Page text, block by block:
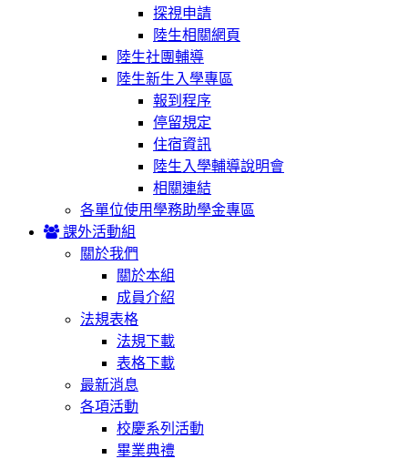
探視申請
陸生相關網頁
陸生社團輔導
陸生新生入學專區
報到程序
停留規定
住宿資訊
陸生入學輔導說明會
相關連結
各單位使用學務助學金專區
課外活動組
關於我們
關於本組
成員介紹
法規表格
法規下載
表格下載
最新消息
各項活動
校慶系列活動
畢業典禮